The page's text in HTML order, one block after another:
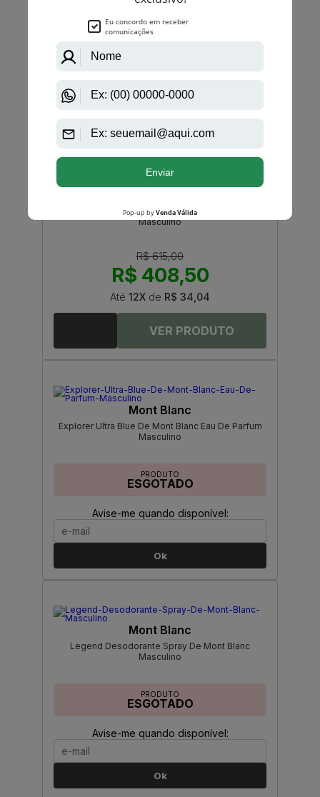
R$ 465,50
Presence De Mont Blanc Eau De Toillette
Masculino
R$ 615,00
R$ 408,50
Até 12X de R$ 34,04
Mont Blanc
Explorer Ultra Blue De Mont Blanc Eau De Parfum
Masculino
PRODUTO
ESGOTADO
Avise-me quando disponível:
Ok
Mont Blanc
Legend Desodorante Spray De Mont Blanc
Masculino
PRODUTO
ESGOTADO
Avise-me quando disponível:
Ok